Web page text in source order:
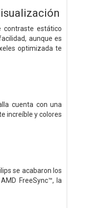
contraste estático
aunque es
optimizada te
cuenta con una
increíble y colores
se acabaron los
FreeSync™, la